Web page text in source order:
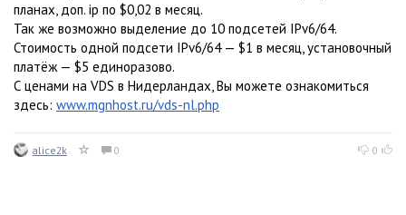
планах, доп. ip по $0,02 в месяц.
Так же возможно выделение до 10 подсетей IPv6/64.
Стоимость одной подсети IPv6/64 — $1 в месяц, установочный
платёж — $5 единоразово.
С ценами на VDS в Нидерландах, Вы можете ознакомиться
здесь: www.mgnhost.ru/vds-nl.php
alice2k 0 0